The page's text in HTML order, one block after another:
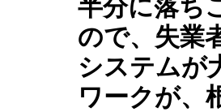
半分に落ち
ので、失業
システムが
ワークが、